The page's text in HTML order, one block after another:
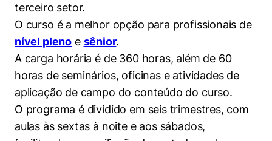
terceiro setor.
O curso é a melhor opção para profissionais de
nível pleno e sênior.
A carga horária é de 360 horas, além de 60
horas de seminários, oficinas e atividades de
aplicação de campo do conteúdo do curso.
O programa é dividido em seis trimestres, com
aulas às sextas à noite e aos sábados,